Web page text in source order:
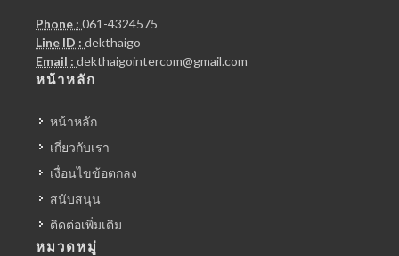
Phone : 061-4324575
Line ID : dekthaigo
Email : dekthaigointercom@gmail.com
หน้าหลัก
หน้าหลัก
เกี่ยวกับเรา
เงื่อนไขข้อตกลง
สนับสนุน
ติดต่อเพิ่มเติม
หมวดหมู่